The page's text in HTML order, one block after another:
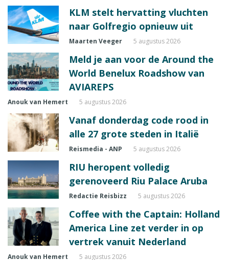
KLM stelt hervatting vluchten
naar Golfregio opnieuw uit
Maarten Veeger 5 augustus 2026
Meld je aan voor de Around the
World Benelux Roadshow van
AVIAREPS
Anouk van Hemert 5 augustus 2026
Vanaf donderdag code rood in
alle 27 grote steden in Italië
Reismedia - ANP 5 augustus 2026
RIU heropent volledig
gerenoveerd Riu Palace Aruba
Redactie Reisbizz 5 augustus 2026
Coffee with the Captain: Holland
America Line zet verder in op
vertrek vanuit Nederland
Anouk van Hemert 5 augustus 2026